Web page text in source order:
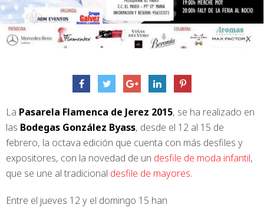
La Pasarela Flamenca de Jerez 2015, se ha realizado en
las Bodegas González Byass, desde el 12 al 15 de
febrero, la octava edición que cuenta con más desfiles y
expositores, con la novedad de un desfile de moda infantil,
que se une al tradicional desfile de mayores.
Entre el jueves 12 y el domingo 15 han